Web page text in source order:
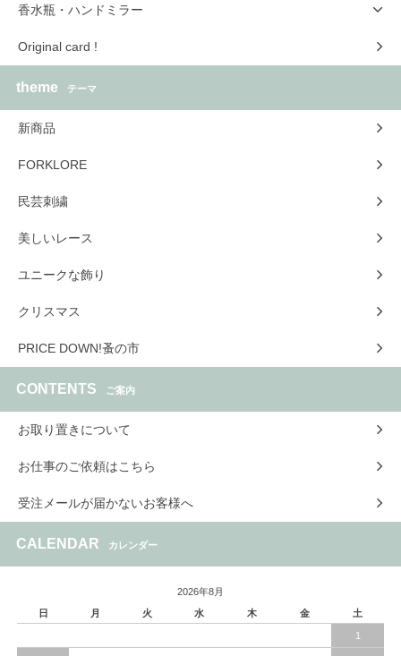
香水瓶・ハンドミラー
Original card !
theme テーマ
新商品
FORKLORE
民芸刺繍
美しいレース
ユニークな飾り
クリスマス
PRICE DOWN!蚤の市
CONTENTS ご案内
お取り置きについて
お仕事のご依頼はこちら
受注メールが届かないお客様へ
CALENDAR カレンダー
2026年8月
日
月 火 水 木 金 土
1